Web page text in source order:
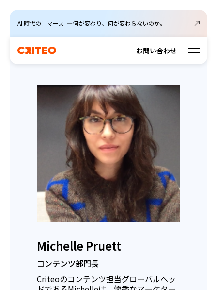
AI 時代のコマース ―何が変わり、何が変わらないのか。
お問い合わせ Open
Michelle Pruett
コンテンツ部門長
Criteoのコンテンツ担当グローバルヘッ